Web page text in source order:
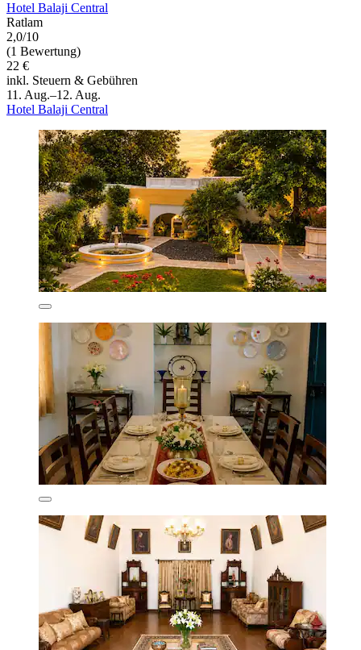
Hotel Balaji Central
Ratlam
2,0/10
(1 Bewertung)
22 €
inkl. Steuern & Gebühren
11. Aug.–12. Aug.
Hotel Balaji Central